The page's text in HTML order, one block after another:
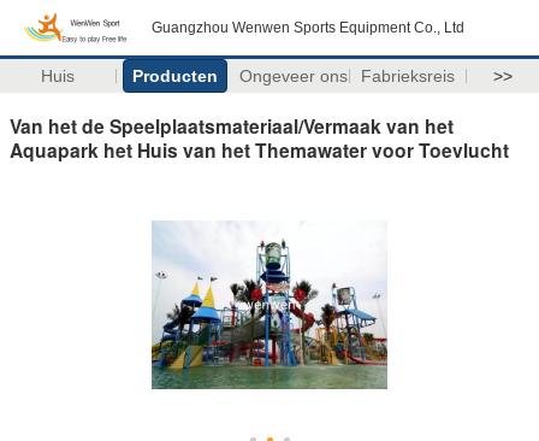
Guangzhou Wenwen Sports Equipment Co., Ltd
Huis Producten Ongeveer ons Fabrieksreis >>
Van het de Speelplaatsmateriaal/Vermaak van het
Aquapark het Huis van het Themawater voor Toevlucht